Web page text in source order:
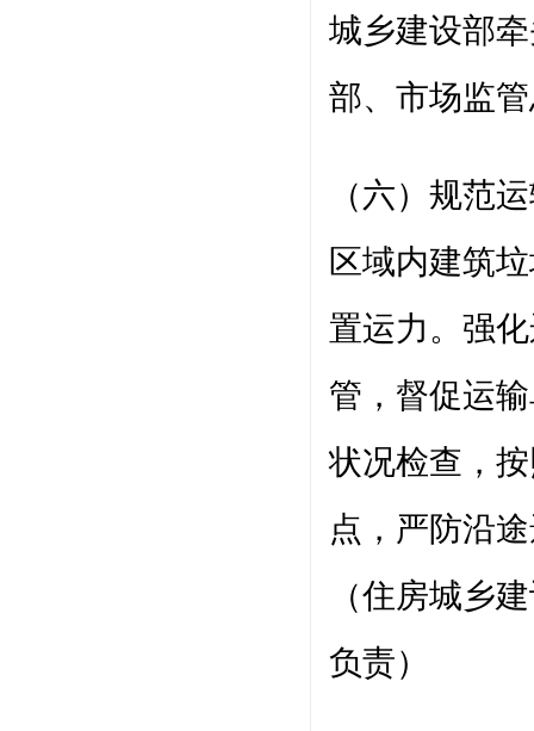
城乡建设部
部、市场监
（六）规范
区域内建筑
置运力。强
管，督促运
状况检查，
点，严防沿
（住房城乡
负责）